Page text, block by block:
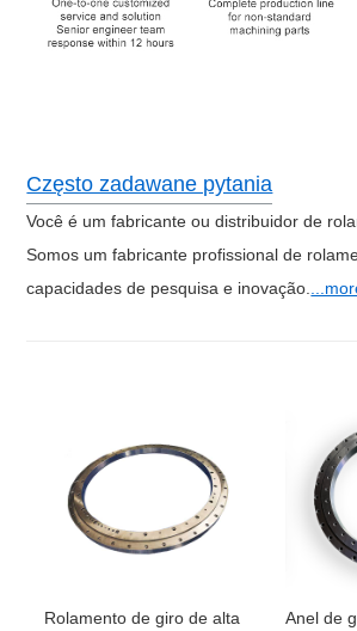
Często zadawane pytania
Você é um fabricante ou distribuidor de
Somos um fabricante profissional de
capacidades de pesquisa e inovação.
Rolamento de giro de alta
Anel de